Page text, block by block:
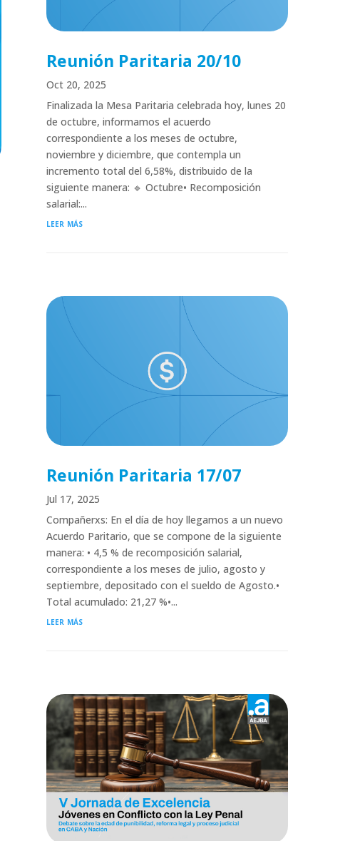
Reunión Paritaria 20/10
Oct 20, 2025
Finalizada la Mesa Paritaria celebrada hoy, lunes 20
de octubre, informamos el acuerdo
correspondiente a los meses de octubre,
noviembre y diciembre, que contempla un
incremento total del 6,58%, distribuido de la
siguiente manera: 🔹 Octubre• Recomposición
salarial:...
leer más
Reunión Paritaria 17/07
Jul 17, 2025
Compañerxs: En el día de hoy llegamos a un nuevo
Acuerdo Paritario, que se compone de la siguiente
manera: • 4,5 % de recomposición salarial,
correspondiente a los meses de julio, agosto y
septiembre, depositado con el sueldo de Agosto.•
Total acumulado: 21,27 %•...
leer más